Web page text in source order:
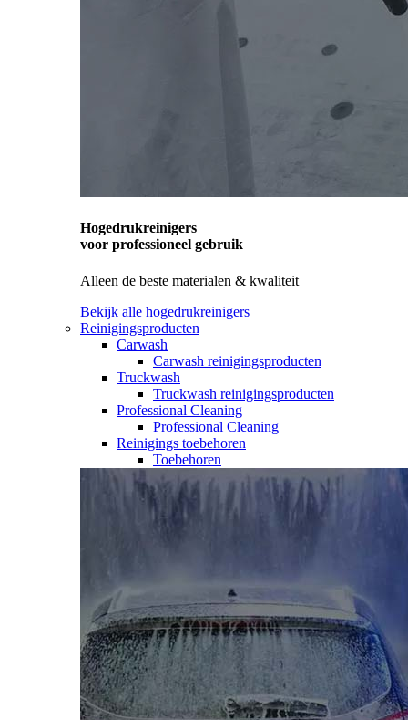
Hogedrukreinigers
voor professioneel gebruik
Alleen de beste materialen & kwaliteit
Bekijk alle hogedrukreinigers
Reinigingsproducten
Carwash
Carwash reinigingsproducten
Truckwash
Truckwash reinigingsproducten
Professional Cleaning
Professional Cleaning
Reinigings toebehoren
Toebehoren